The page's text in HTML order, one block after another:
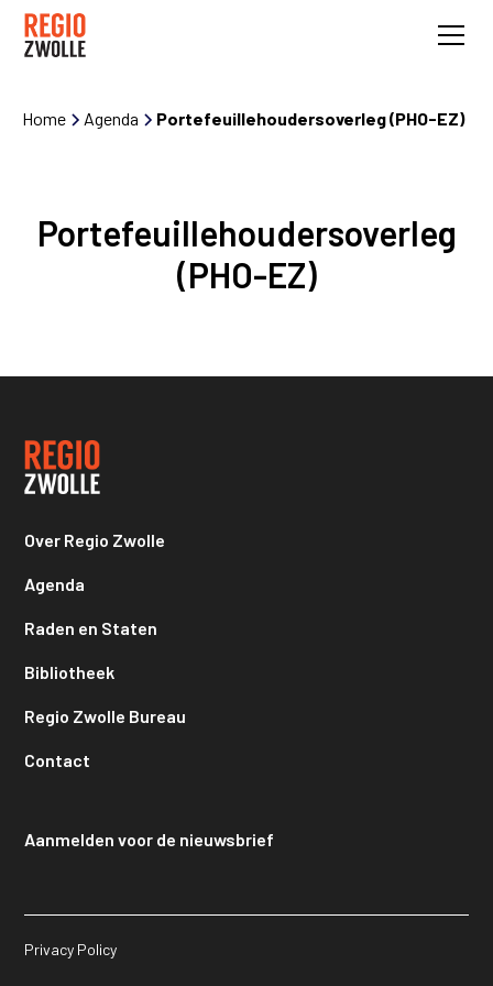
Home Agenda Portefeuillehoudersoverleg (PHO-EZ)
Portefeuillehoudersoverleg
(PHO-EZ)
Over Regio Zwolle
Agenda
Raden en Staten
Bibliotheek
Regio Zwolle Bureau
Contact
Aanmelden voor de nieuwsbrief
Privacy Policy